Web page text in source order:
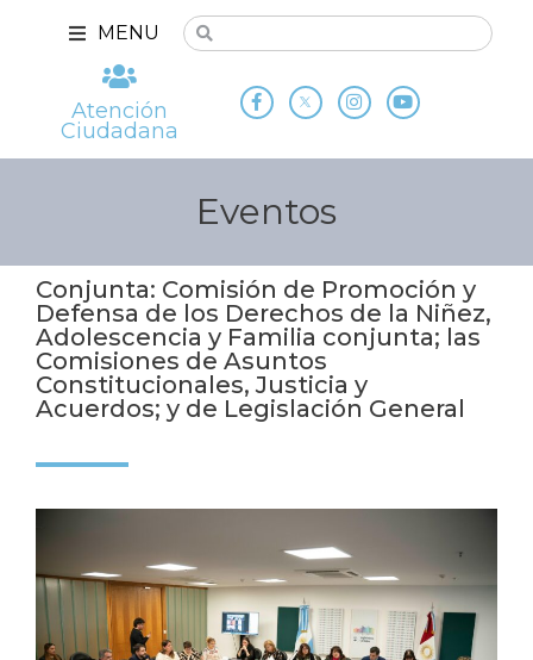
MENU
Atención
Ciudadana
Eventos
Conjunta: Comisión de Promoción y
Defensa de los Derechos de la Niñez,
Adolescencia y Familia conjunta; las
Comisiones de Asuntos
Constitucionales, Justicia y
Acuerdos; y de Legislación General